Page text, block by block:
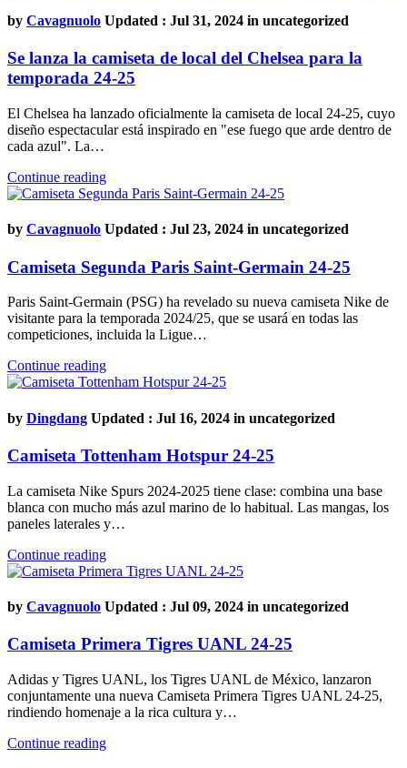
by Cavagnuolo Updated : Jul 31, 2024 in uncategorized
Se lanza la camiseta de local del Chelsea para la
temporada 24-25
El Chelsea ha lanzado oficialmente la camiseta de local 24-25, cuyo
diseño espectacular está inspirado en "ese fuego que arde dentro de
cada azul". La…
Continue reading
by Cavagnuolo Updated : Jul 23, 2024 in uncategorized
Camiseta Segunda Paris Saint-Germain 24-25
Paris Saint-Germain (PSG) ha revelado su nueva camiseta Nike de
visitante para la temporada 2024/25, que se usará en todas las
competiciones, incluida la Ligue…
Continue reading
by Dingdang Updated : Jul 16, 2024 in uncategorized
Camiseta Tottenham Hotspur 24-25
La camiseta Nike Spurs 2024-2025 tiene clase: combina una base
blanca con mucho más azul marino de lo habitual. Las mangas, los
paneles laterales y…
Continue reading
by Cavagnuolo Updated : Jul 09, 2024 in uncategorized
Camiseta Primera Tigres UANL 24-25
Adidas y Tigres UANL, los Tigres UANL de México, lanzaron
conjuntamente una nueva Camiseta Primera Tigres UANL 24-25,
rindiendo homenaje a la rica cultura y…
Continue reading